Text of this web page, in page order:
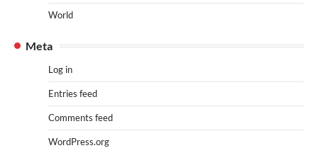
World
Meta
Log in
Entries feed
Comments feed
WordPress.org